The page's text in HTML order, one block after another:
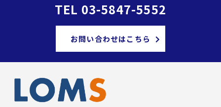
TEL 03-5847-5552
お問い合わせはこちら